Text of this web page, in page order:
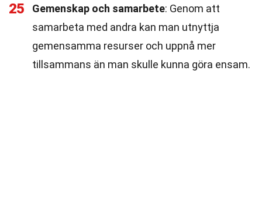
25 Gemenskap och samarbete: Genom att
samarbeta med andra kan man utnyttja
gemensamma resurser och uppnå mer
tillsammans än man skulle kunna göra ensam.